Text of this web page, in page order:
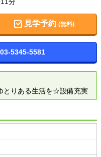
見学予約(無料)
03-5345-5581
りある生活を☆設備充実